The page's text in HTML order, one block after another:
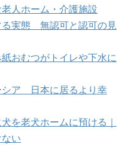
人ホーム・介護施設
る実態 無認可と認可の見
おむつがトイレや下水に
シア 日本に居るより幸
を老犬ホームに預ける｜
い